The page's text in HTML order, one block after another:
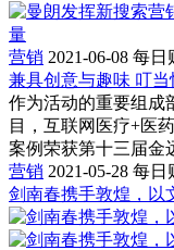
营销 2021-06-08 每日
兼具创意与趣味 叮当
作为活动的重要组成
目，互联网医疗+医
案例荣获第十三届金
营销 2021-05-28 每日
剑南春携手敦煌，以